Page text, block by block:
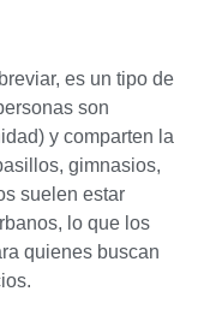
es un tipo de
son
y comparten la
gimnasios,
suelen estar
lo que los
quienes buscan